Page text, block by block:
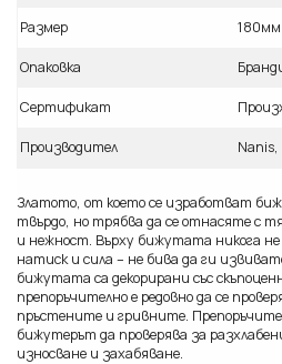
Размер 180мм
Опаковка
Сертификат
Производител
Златото, от което се изработват
твърдо, но трябва да се отнасяте с
и нежност. Върху бижутата никога
натиск и сила – не бива да ги
бижутата са декорирани със
препоръчително е редовно да се
пръстените и гривните.
бижутерът да проверява за
износване и захабяване.